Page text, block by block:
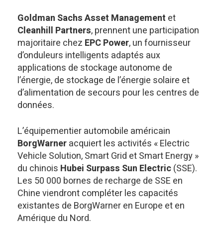
Goldman Sachs Asset Management et
Cleanhill Partners, prennent une participation
majoritaire chez EPC Power, un fournisseur
d’onduleurs intelligents adaptés aux
applications de stockage autonome de
l’énergie, de stockage de l’énergie solaire et
d’alimentation de secours pour les centres de
données.
L’équipementier automobile américain
BorgWarneracquiert les activités « Electric
Vehicle Solution, Smart Grid et Smart Energy »
du chinois Hubei Surpass Sun Electric(SSE).
Les 50 000 bornes de recharge de SSE en
Chine viendront compléter les capacités
existantes de BorgWarner en Europe et en
Amérique du Nord.